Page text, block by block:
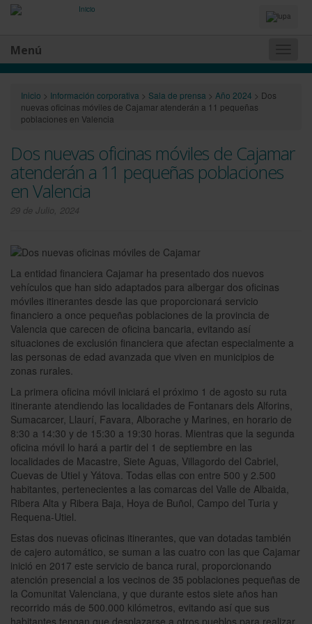
Idiomas
y
Menú
Inicio > Información corporativa > Sala de prensa > Año 2024 > Dos
nuevas oficinas móviles de Cajamar atenderán a 11 pequeñas
poblaciones en Valencia
Dos nuevas oficinas móviles de Cajamar
atenderán a 11 pequeñas poblaciones
en Valencia
29 de Julio, 2024
La entidad financiera Cajamar ha presentado dos nuevos
vehículos que han sido adaptados para albergar dos oficinas
móviles itinerantes desde las que proporcionará servicio
financiero a once pequeñas poblaciones de la provincia de
Valencia que carecen de oficina bancaria, evitando así
situaciones de exclusión financiera que afectan especialmente a
las personas de edad avanzada que viven en municipios de
zonas rurales.
La primera oficina móvil iniciará el próximo 1 de agosto su ruta
itinerante atendiendo las localidades de Fontanars dels Alforins,
Sumacarcer, Llaurí, Favara, Alborache y Marines, en horario de
8:30 a 14:30 y de 15:30 a 19:30 horas. Mientras que la segunda
oficina móvil lo hará a partir del 1 de septiembre en las
localidades de Macastre, Siete Aguas, Villagordo del Cabriel,
Cuevas de Utiel y Yátova. Todas ellas con entre 500 y 2.500
habitantes, pertenecientes a las comarcas del Valle de Albaida,
Ribera Alta y Ribera Baja, Hoya de Buñol, Campo del Turia y
Requena-Utiel.
Estas dos nuevas oficinas itinerantes, que van dotadas también
de cajero automático, se suman a las cuatro con las que Cajamar
inició en 2017 este servicio de banca rural, proporcionando
atención presencial a los vecinos de 35 poblaciones pequeñas de
la Comunitat Valenciana, y que durante estos siete años han
recorrido más de 500.000 kilómetros, evitando así que sus
habitantes tengan que desplazarse a otros pueblos para realizar